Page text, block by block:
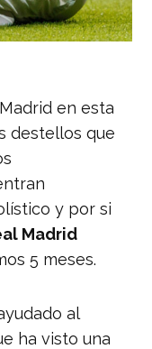
en esta
destellos que
y por si
Madrid
5 meses.
al
ha visto una